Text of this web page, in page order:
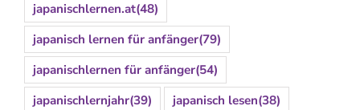
japanischlernen.at(48)
japanisch lernen für anfänger(79)
japanischlernen für anfänger(54)
japanischlernjahr(39) japanisch lesen(38)